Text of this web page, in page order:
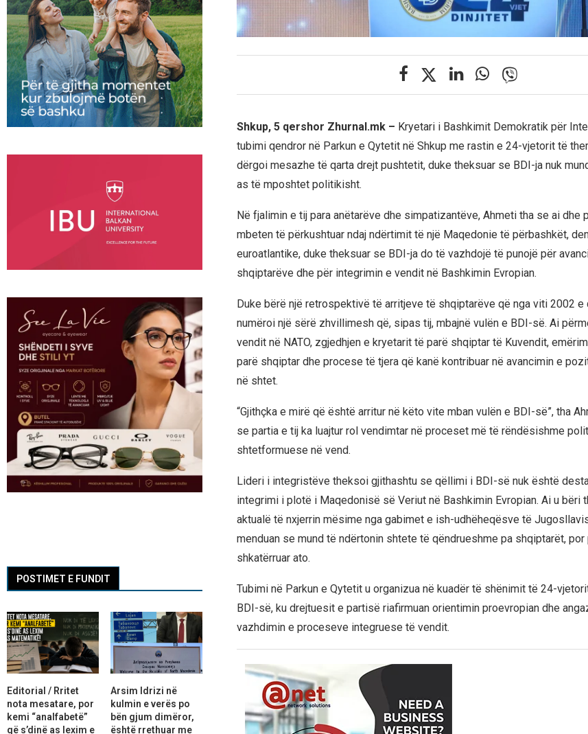
Shkup, 5 qershor Zhurnal.mk – Kryetari i Bashkimit Demokratik për
tubimi qendror në Parkun e Qytetit në Shkup me rastin e 24-vjetorit të
dërgoi mesazhe të qarta drejt pushtetit, duke theksuar se BDI-ja nuk
as të mposhtet politikisht.
Në fjalimin e tij para anëtarëve dhe simpatizantëve, Ahmeti tha se ai dhe
mbeten të përkushtuar ndaj ndërtimit të një Maqedonie të përbashkët,
euroatlantike, duke theksuar se BDI-ja do të vazhdojë të punojë për
shqiptarëve dhe për integrimin e vendit në Bashkimin Evropian.
Duke bërë një retrospektivë të arritjeve të shqiptarëve që nga viti 2002 e
numëroi një sërë zhvillimesh që, sipas tij, mbajnë vulën e BDI-së. Ai
vendit në NATO, zgjedhjen e kryetarit të parë shqiptar të Kuvendit,
parë shqiptar dhe procese të tjera që kanë kontribuar në avancimin e
në shtet.
“Gjithçka e mirë që është arritur në këto vite mban vulën e BDI-së”, tha
se partia e tij ka luajtur rol vendimtar në proceset më të rëndësishme
shtetformuese në vend.
Lideri i integristëve theksoi gjithashtu se qëllimi i BDI-së nuk është
integrimi i plotë i Maqedonisë së Veriut në Bashkimin Evropian. Ai u bëri
aktualë të nxjerrin mësime nga gabimet e ish-udhëheqësve të
menduan se mund të ndërtonin shtete të qëndrueshme pa shqiptarët, por
shkatërruar ato.
Tubimi në Parkun e Qytetit u organizua në kuadër të shënimit të 24-
BDI-së, ku drejtuesit e partisë riafirmuan orientimin proevropian dhe
vazhdimin e proceseve integruese të vendit.
POSTIMET E FUNDIT
Editorial / Rritet
nota mesatare, por
kemi “analfabetë”
që s’dinë as lexim e
Arsim Idrizi në
kulmin e verës po
bën gjum dimëror,
është rrethuar me